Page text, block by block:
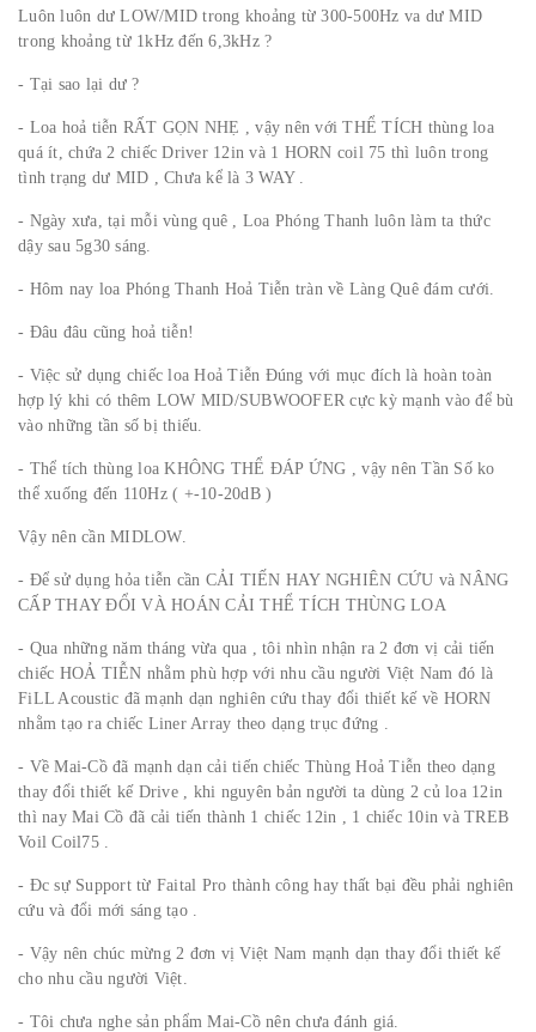
Luôn luôn dư LOW/MID trong khoảng từ 300-500Hz va dư MID
trong khoảng từ 1kHz đến 6,3kHz ?
- Tại sao lại dư ?
- Loa hoả tiễn RẤT GỌN NHẸ , vậy nên với THỂ TÍCH thùng loa
quá ít, chứa 2 chiếc Driver 12in và 1 HORN coil 75 thì luôn trong
tình trạng dư MID , Chưa kể là 3 WAY .
- Ngày xưa, tại mỗi vùng quê , Loa Phóng Thanh luôn làm ta thức
dậy sau 5g30 sáng.
- Hôm nay loa Phóng Thanh Hoả Tiễn tràn về Làng Quê đám cưới.
- Đâu đâu cũng hoả tiễn!
- Việc sử dụng chiếc loa Hoả Tiễn Đúng với mục đích là hoàn toàn
hợp lý khi có thêm LOW MID/SUBWOOFER cực kỳ mạnh vào để bù
vào những tần số bị thiếu.
- Thể tích thùng loa KHÔNG THỂ ĐÁP ỨNG , vậy nên Tần Số ko
thể xuống đến 110Hz ( +-10-20dB )
Vậy nên cần MIDLOW.
- Để sử dụng hỏa tiễn cần CẢI TIẾN HAY NGHIÊN CỨU và NÂNG
CẤP THAY ĐỔI VÀ HOÁN CẢI THỂ TÍCH THÙNG LOA
- Qua những năm tháng vừa qua , tôi nhìn nhận ra 2 đơn vị cải tiến
chiếc HOẢ TIỄN nhằm phù hợp với nhu cầu người Việt Nam đó là
FiLL Acoustic đã mạnh dạn nghiên cứu thay đổi thiết kế về HORN
nhằm tạo ra chiếc Liner Array theo dạng trục đứng .
- Về Mai-Cồ đã mạnh dạn cải tiến chiếc Thùng Hoả Tiễn theo dạng
thay đổi thiết kế Drive , khi nguyên bản người ta dùng 2 củ loa 12in
thì nay Mai Cồ đã cải tiến thành 1 chiếc 12in , 1 chiếc 10in và TREB
Voil Coil75 .
- Đc sự Support từ Faital Pro thành công hay thất bại đều phải nghiên
cứu và đổi mới sáng tạo .
- Vậy nên chúc mừng 2 đơn vị Việt Nam mạnh dạn thay đổi thiết kế
cho nhu cầu người Việt.
- Tôi chưa nghe sản phẩm Mai-Cồ nên chưa đánh giá.